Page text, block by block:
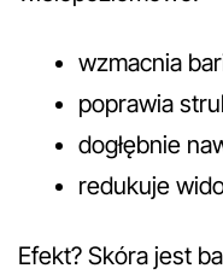
wzmacnia
poprawia
dogłębnie
redukuje
Efekt? Skóra jest